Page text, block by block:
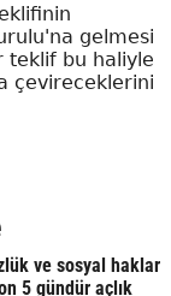
gelmesi
teklif bu haliyle
çevireceklerini
ve sosyal haklar
5 gündür açlık